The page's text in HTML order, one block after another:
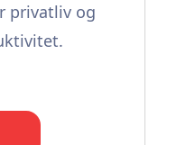
privatliv og